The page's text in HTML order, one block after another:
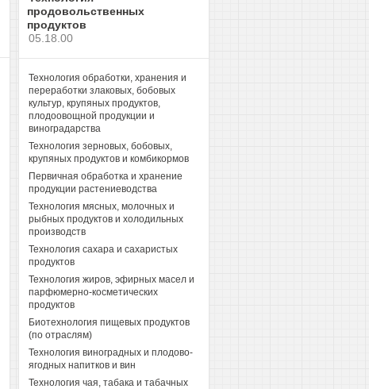
продовольственных
продуктов
05.18.00
Технология обработки, хранения и
переработки злаковых, бобовых
культур, крупяных продуктов,
плодоовощной продукции и
виноградарства
Технология зерновых, бобовых,
крупяных продуктов и комбикормов
Первичная обработка и хранение
продукции растениеводства
Технология мясных, молочных и
рыбных продуктов и холодильных
производств
Технология сахара и сахаристых
продуктов
Технология жиров, эфирных масел и
парфюмерно-косметических
продуктов
Биотехнология пищевых продуктов
(по отраслям)
Технология виноградных и плодово-
ягодных напитков и вин
Технология чая, табака и табачных